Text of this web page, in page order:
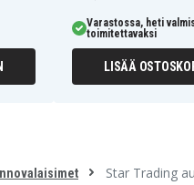
ansiosta
Varastossa, heti
toimitettavaksi
LISÄÄ
Star Trading